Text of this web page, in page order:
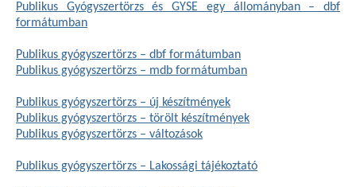
Publikus Gyógyszertörzs és GYSE egy állományban – dbf
formátumban
Publikus gyógyszertörzs – dbf formátumban
Publikus gyógyszertörzs – mdb formátumban
Publikus gyógyszertörzs – új készítmények
Publikus gyógyszertörzs – törölt készítmények
Publikus gyógyszertörzs – változások
Publikus gyógyszertörzs – Lakossági tájékoztató